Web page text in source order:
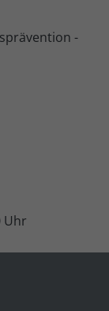
-
Uhr